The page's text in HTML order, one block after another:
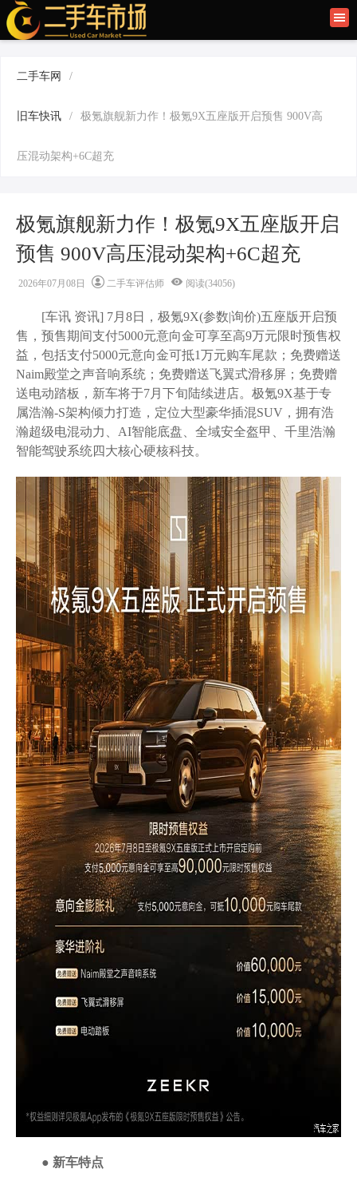
首页
二手车商
二手车网 /
旧车快讯 / 极氪旗舰新力作！极氪9X五座版开启预售 900V高
压混动架构+6C超充
极氪旗舰新力作！极氪9X五座版开启
预售 900V高压混动架构+6C超充
2026年07月08日 二手车评估师 阅读(34056)
[车讯 资讯] 7月8日，极氪9X(参数|询价)五座版开启预
售，预售期间支付5000元意向金可享至高9万元限时预售权
益，包括支付5000元意向金可抵1万元购车尾款；免费赠送
Naim殿堂之声音响系统；免费赠送飞翼式滑移屏；免费赠
送电动踏板，新车将于7月下旬陆续进店。极氪9X基于专
属浩瀚-S架构倾力打造，定位大型豪华插混SUV，拥有浩
瀚超级电混动力、AI智能底盘、全域安全盔甲、千里浩瀚
智能驾驶系统四大核心硬核科技。
● 新车特点